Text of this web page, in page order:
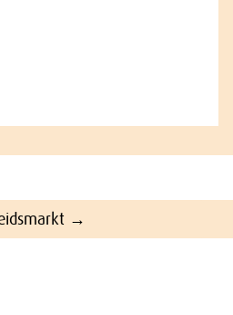
→